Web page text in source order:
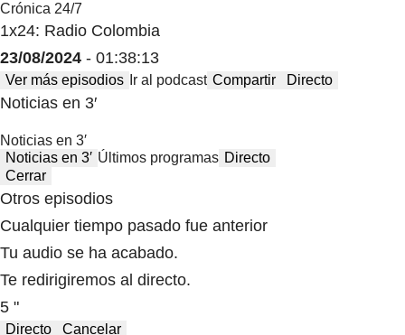
Crónica 24/7
1x24: Radio Colombia
23/08/2024 - 01:38:13
Ver más episodios Ir al podcast Compartir Directo
Noticias en 3′
Noticias en 3′
Noticias en 3′ Últimos programas Directo
Cerrar
Otros episodios
Cualquier tiempo pasado fue anterior
Tu audio se ha acabado.
Te redirigiremos al directo.
5 "
Directo Cancelar